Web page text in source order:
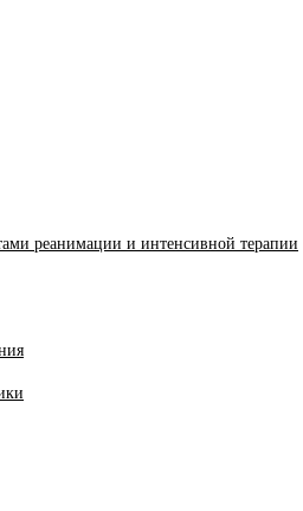
реанимации и интенсивной терапии